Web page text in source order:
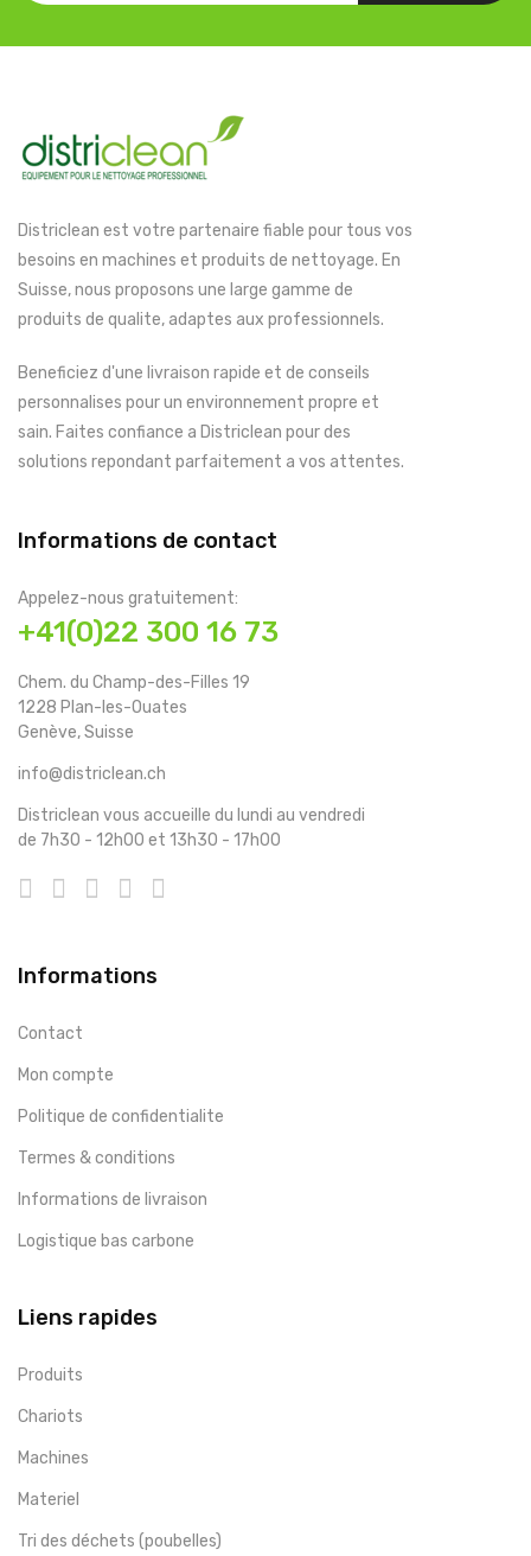
Districlean est votre partenaire fiable pour tous vos
besoins en machines et produits de nettoyage. En
Suisse, nous proposons une large gamme de
produits de qualite, adaptes aux professionnels.
Beneficiez d'une livraison rapide et de conseils
personnalises pour un environnement propre et
sain. Faites confiance a Districlean pour des
solutions repondant parfaitement a vos attentes.
Informations de contact
Appelez-nous gratuitement:
+41(0)22 300 16 73
Chem. du Champ-des-Filles 19
1228 Plan-les-Ouates
Genève, Suisse
info@districlean.ch
Districlean vous accueille du lundi au vendredi
de 7h30 - 12h00 et 13h30 - 17h00
Informations
Contact
Mon compte
Politique de confidentialite
Termes & conditions
Informations de livraison
Logistique bas carbone
Liens rapides
Produits
Chariots
Machines
Materiel
Tri des déchets (poubelles)